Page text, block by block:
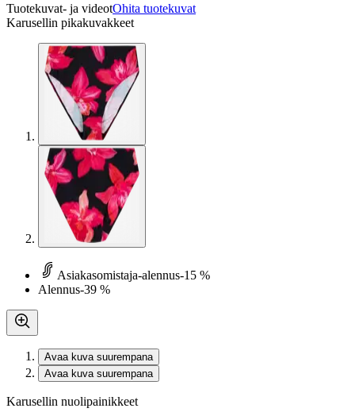
Tuotekuvat- ja videotOhita tuotekuvat
Karusellin pikakuvakkeet
Asiakasomistaja-alennus-15 %
Alennus-39 %
Avaa kuva suurempana
Avaa kuva suurempana
Karusellin nuolipainikkeet